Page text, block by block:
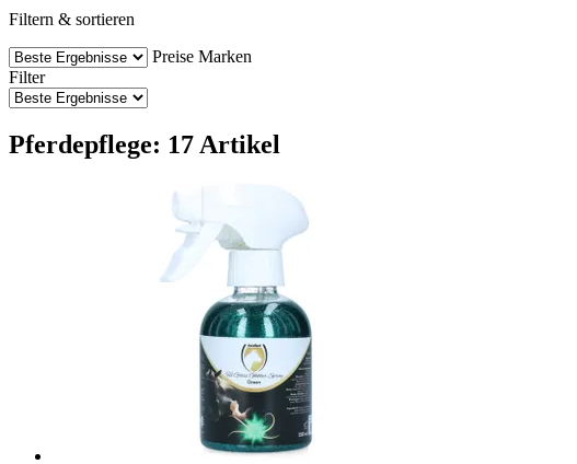
Filtern & sortieren
Preise Marken
Filter
Pferdepflege: 17 Artikel